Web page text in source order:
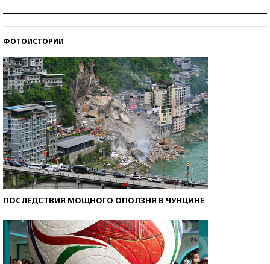
ФОТОИСТОРИИ
ПОСЛЕДСТВИЯ МОЩНОГО ОПОЛЗНЯ В ЧУНЦИНЕ